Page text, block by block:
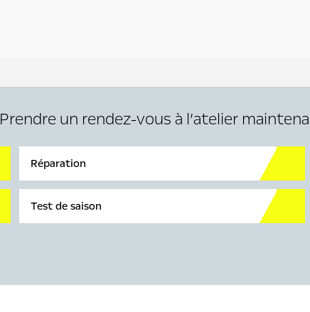
Prendre un rendez-vous à l’atelier
Réparation
Test de saison